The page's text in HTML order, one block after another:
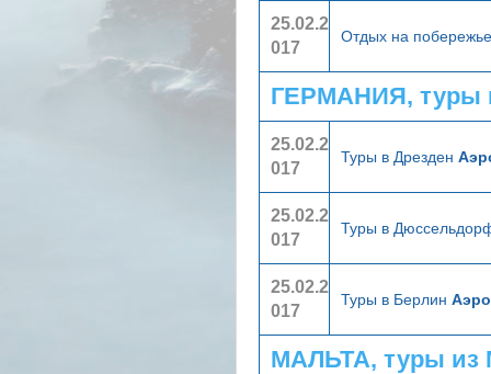
25.02.2
017
Отдых на
ГЕРМАНИЯ, туры
25.02.2
017
Туры в Дрезден
25.02.2
017
Туры в
25.02.2
017
Туры в Берлин
МАЛЬТА, туры из